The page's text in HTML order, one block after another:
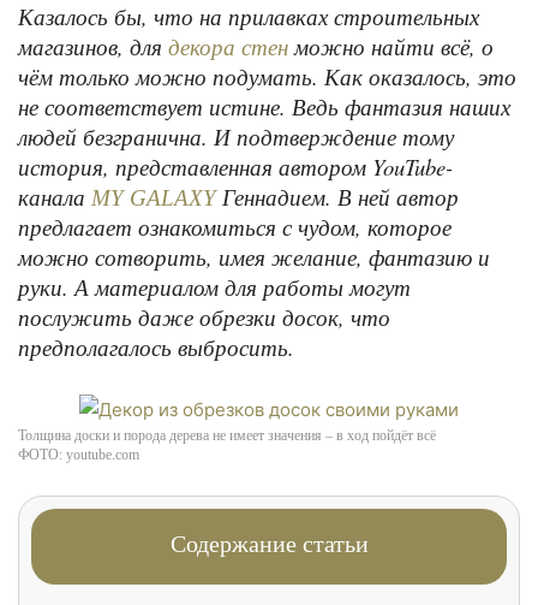
Казалось бы, что на прилавках строительных
магазинов, для декора стенможно найти всё, о
чём только можно подумать. Как оказалось, это
не соответствует истине. Ведь фантазия наших
людей безгранична. И подтверждение тому
история, представленная автором YouTube-
канала MY GALAXYГеннадием. В ней автор
предлагает ознакомиться с чудом, которое
можно сотворить, имея желание, фантазию и
руки. А материалом для работы могут
послужить даже обрезки досок, что
предполагалось выбросить.
Толщина доски и порода дерева не имеет значения – в ход пойдёт всё
ФОТО: youtube.com
Содержание статьи